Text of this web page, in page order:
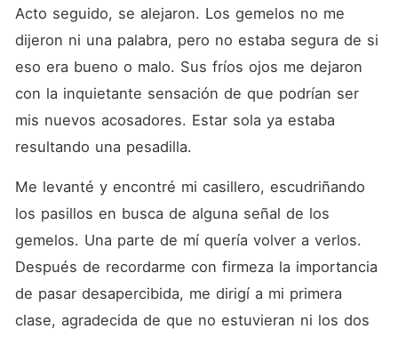
Acto seguido, se alejaron. Los gemelos no me
dijeron ni una palabra, pero no estaba segura de si
eso era bueno o malo. Sus fríos ojos me dejaron
con la inquietante sensación de que podrían ser
mis nuevos acosadores. Estar sola ya estaba
resultando una pesadilla.
Me levanté y encontré mi casillero, escudriñando
los pasillos en busca de alguna señal de los
gemelos. Una parte de mí quería volver a verlos.
Después de recordarme con firmeza la importancia
de pasar desapercibida, me dirigí a mi primera
clase, agradecida de que no estuvieran ni los dos